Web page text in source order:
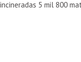
5 mil 800